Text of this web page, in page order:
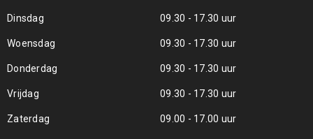
Dinsdag 09.30 - 17.30 uur
Woensdag 09.30 - 17.30 uur
Donderdag 09.30 - 17.30 uur
Vrijdag 09.30 - 17.30 uur
Zaterdag 09.00 - 17.00 uur